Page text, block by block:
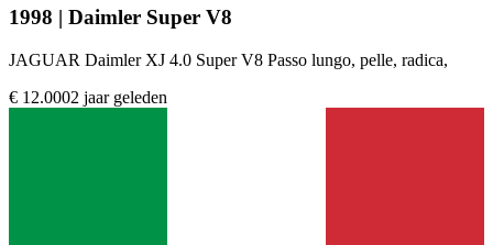
1998 | Daimler Super V8
JAGUAR Daimler XJ 4.0 Super V8 Passo lungo, pelle, radica,
€ 12.0002 jaar geleden